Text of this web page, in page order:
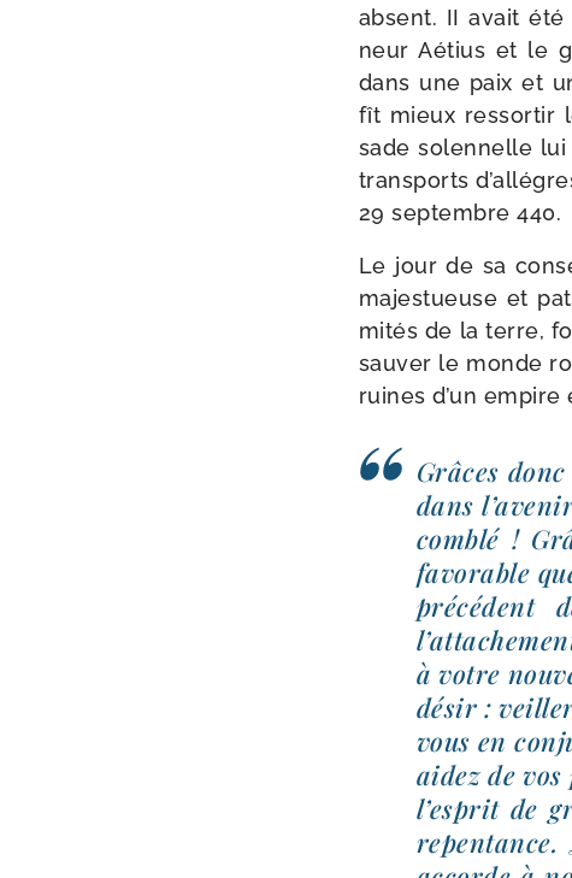
absent. II avait
neur Aétius et le
dans une paix et
fît mieux res­sor­tir
sade solen­nelle
trans­ports
29 sep­tembre 440.
Le jour de sa
majes­tueuse et
mi­tés de la terre,
sau­ver le monde
ruines d’un empire
Grâces
dans
com­blé !
favo­rable
à votre
désir :
vous en
aidez de
l’esprit de